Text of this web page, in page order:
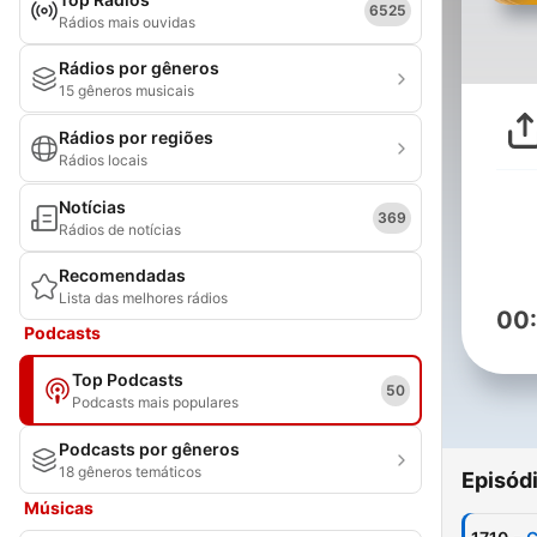
Rádios mais ouvidas
6525
Rádios por gêneros
15 gêneros musicais
Rádios por regiões
Rádios locais
Notícias
Rádios de notícias
369
Recomendadas
Lista das melhores rádios
Podcasts
Top Podcasts
Podcasts mais populares
50
Podcasts por gêneros
18 gêneros temáticos
Músicas